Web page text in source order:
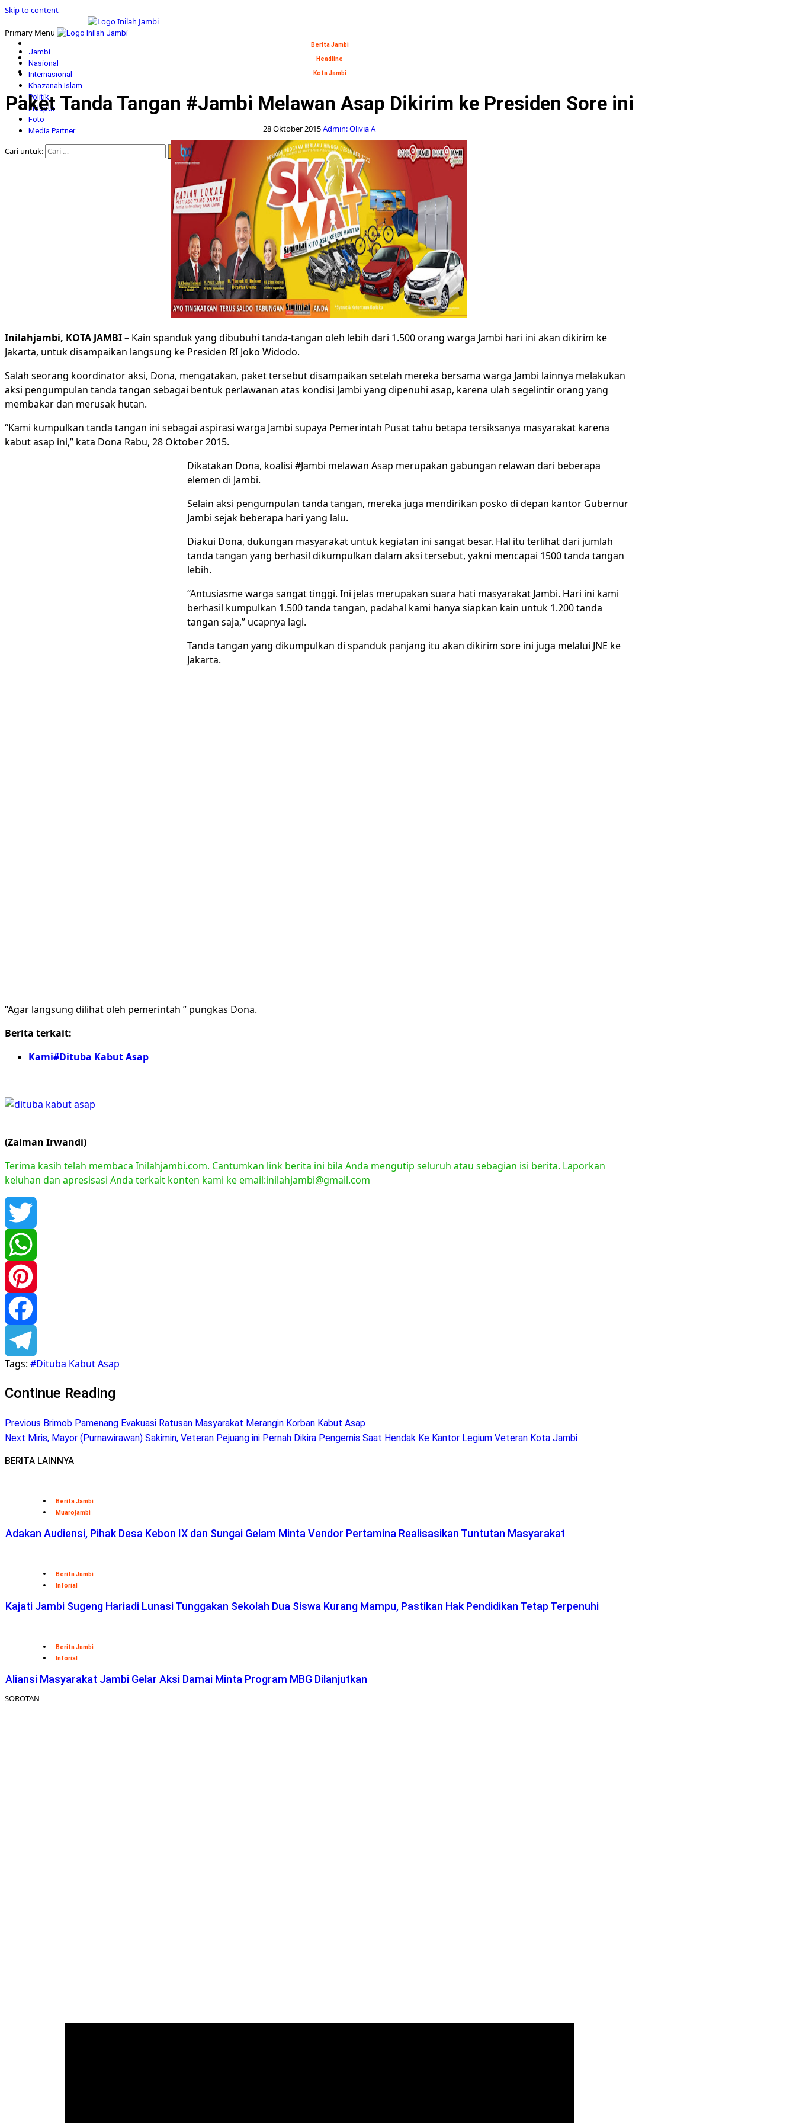
Skip to content
Primary Menu
Jambi
Nasional
Internasional
Khazanah Islam
Politik
Indepth
Foto
Media Partner
Cari untuk:
Berita Jambi
Headline
Kota Jambi
Paket Tanda Tangan #Jambi Melawan Asap Dikirim ke Presiden Sore ini
28 Oktober 2015Admin: Olivia A
Inilahjambi, KOTA JAMBI – Kain spanduk yang dibubuhi tanda-tangan oleh lebih dari 1.500 orang warga Jambi hari ini akan dikirim ke
Jakarta, untuk disampaikan langsung ke Presiden RI Joko Widodo.
Salah seorang koordinator aksi, Dona, mengatakan, paket tersebut disampaikan setelah mereka bersama warga Jambi lainnya melakukan
aksi pengumpulan tanda tangan sebagai bentuk perlawanan atas kondisi Jambi yang dipenuhi asap, karena ulah segelintir orang yang
membakar dan merusak hutan.
“Kami kumpulkan tanda tangan ini sebagai aspirasi warga Jambi supaya Pemerintah Pusat tahu betapa tersiksanya masyarakat karena
kabut asap ini,” kata Dona Rabu, 28 Oktober 2015.
Dikatakan Dona, koalisi #Jambi melawan Asap merupakan gabungan relawan dari beberapa
elemen di Jambi.
Selain aksi pengumpulan tanda tangan, mereka juga mendirikan posko di depan kantor Gubernur
Jambi sejak beberapa hari yang lalu.
Diakui Dona, dukungan masyarakat untuk kegiatan ini sangat besar. Hal itu terlihat dari jumlah
tanda tangan yang berhasil dikumpulkan dalam aksi tersebut, yakni mencapai 1500 tanda tangan
lebih.
“Antusiasme warga sangat tinggi. Ini jelas merupakan suara hati masyarakat Jambi. Hari ini kami
berhasil kumpulkan 1.500 tanda tangan, padahal kami hanya siapkan kain untuk 1.200 tanda
tangan saja,” ucapnya lagi.
Tanda tangan yang dikumpulkan di spanduk panjang itu akan dikirim sore ini juga melalui JNE ke
Jakarta.
“Agar langsung dilihat oleh pemerintah ” pungkas Dona.
Berita terkait:
Kami#Dituba Kabut Asap
(Zalman Irwandi)
Terima kasih telah membaca Inilahjambi.com. Cantumkan link berita ini bila Anda mengutip seluruh atau sebagian isi berita. Laporkan
keluhan dan apresisasi Anda terkait konten kami ke email:inilahjambi@gmail.com
Twitter
WhatsApp
Pinterest
Facebook
Telegram
Tags: #Dituba Kabut Asap
Continue Reading
Previous Brimob Pamenang Evakuasi Ratusan Masyarakat Merangin Korban Kabut Asap
Next Miris, Mayor (Purnawirawan) Sakimin, Veteran Pejuang ini Pernah Dikira Pengemis Saat Hendak Ke Kantor Legium Veteran Kota Jambi
BERITA LAINNYA
Berita Jambi
Muarojambi
Adakan Audiensi, Pihak Desa Kebon IX dan Sungai Gelam Minta Vendor Pertamina Realisasikan Tuntutan Masyarakat
Berita Jambi
Inforial
Kajati Jambi Sugeng Hariadi Lunasi Tunggakan Sekolah Dua Siswa Kurang Mampu, Pastikan Hak Pendidikan Tetap Terpenuhi
Berita Jambi
Inforial
Aliansi Masyarakat Jambi Gelar Aksi Damai Minta Program MBG Dilanjutkan
SOROTAN